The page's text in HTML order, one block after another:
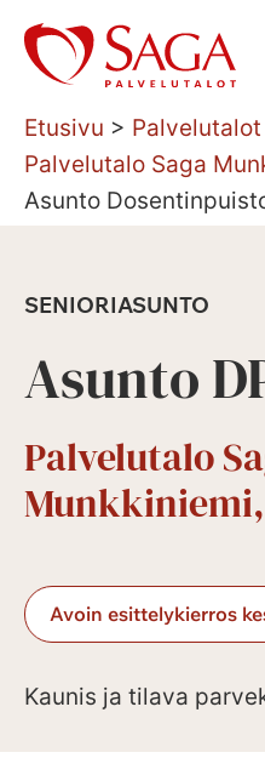
Siirry
sisältöön
Etusivu > Palvelutalot
Palvelutalo Saga
Asunto
SENIORIASUNTO
Asunto
Palvelutalo
Avoin esittelykierros
Kaunis ja tilava